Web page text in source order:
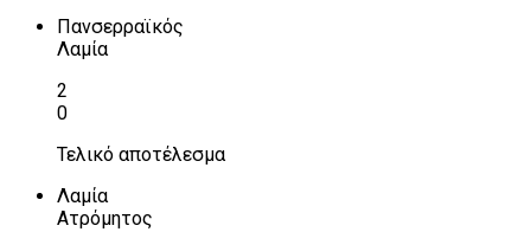
Πανσερραϊκός
Λαμία
2
0
Τελικό αποτέλεσμα
Λαμία
Ατρόμητος